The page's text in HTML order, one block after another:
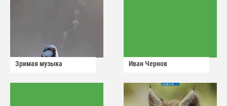
Зримая музыка Иван Чернов